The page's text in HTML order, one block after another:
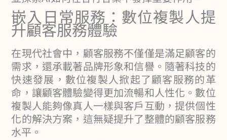
嵌入日常服務：數位複製人提
升顧客服務體驗
在現代社會中，顧客服務不僅僅是滿足顧客的
需求，還承載著品牌形象和信譽。隨著科技的
快速發展，數位複製人掀起了顧客服務的革
命，讓顧客體驗變得更加流暢和人性化。數位
複製人能夠像真人一樣與客戶互動，提供個性
化的解決方案，這無疑提升了整體的顧客服務
水平。